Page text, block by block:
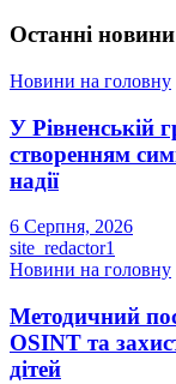
Останні новини
Новини на головну
У Рівненській
створенням
надії
6 Серпня, 2026
site_redactor1
Новини на головну
Методичний
OSINT та
дітей